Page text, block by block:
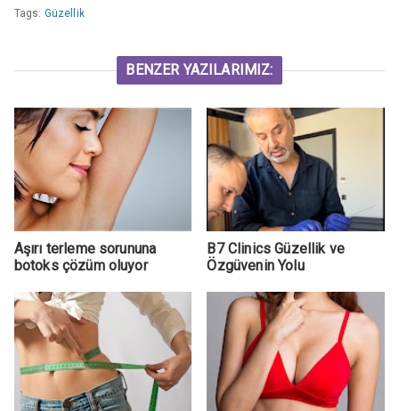
Tags: Güzellik
BENZER YAZILARIMIZ:
Aşırı terleme sorununa
botoks çözüm oluyor
B7 Clinics Güzellik ve
Özgüvenin Yolu